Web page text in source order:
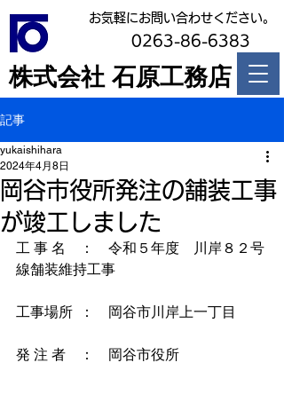
株式会社 石原工務店
お気軽にお問い合わせください。
0263-86-6383
記事
岡谷市役所発注の舗装工事
が竣工しました
yukaishihara
2024年4月8日
工 事 名　：　令和５年度　川岸８２号
線舗装維持工事
工事場所  ：　岡谷市川岸上一丁目
発 注 者　：　岡谷市役所